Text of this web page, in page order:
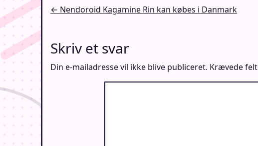
Indlægsnavigation
← Nendoroid Kagamine Rin kan købes i Danmark
Skriv et svar
Din e-mailadresse vil ikke blive publiceret. Krævede